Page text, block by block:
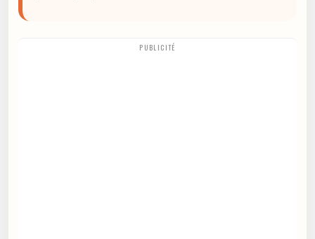
PUBLICITÉ